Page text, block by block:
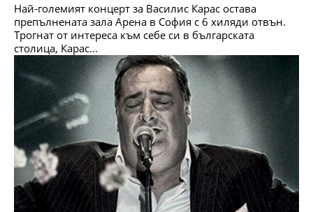
Най-големият концерт за Василис Карас остава
препълнената зала Арена в София с 6 хиляди отвън.
Трогнат от интереса към себе си в българската
столица, Карас...